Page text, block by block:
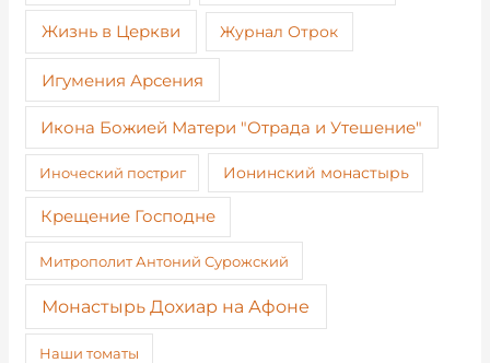
Жизнь в Церкви Журнал Отрок
Игумения Арсения
Икона Божией Матери "Отрада и Утешение"
Иноческий постриг Ионинский монастырь
Крещение Господне
Митрополит Антоний Сурожский
Монастырь Дохиар на Афоне
Наши томаты